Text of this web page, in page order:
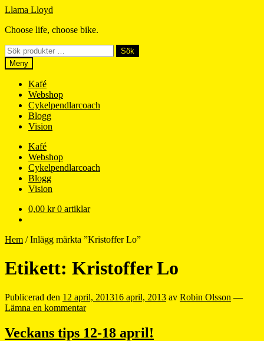
Hoppa
navigering
Hoppa
innehåll
Llama Lloyd
Choose life, choose bike.
Sök
efter:
Sök
Meny
Kafé
Webshop
Cykelpendlarcoach
Blogg
Vision
Kafé
Webshop
Cykelpendlarcoach
Blogg
Vision
0,00 kr 0 artiklar
Hem /Inlägg märkta ”Kristoffer Lo”
Etikett: Kristoffer Lo
Publicerad den 12 april, 201316 april, 2013 av Robin Olsson —
Lämna en kommentar
Veckans tips 12-18 april!